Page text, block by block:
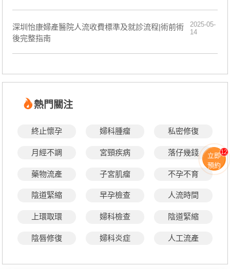
深圳怡康婦產醫院人流收費標準及就診流程|術前術
後完整指南
2025-05-
14
熱門關注
終止懷孕 婦科腫瘤 私密修復
月經不調 宮頸疾病 落仔幾錢
藥物流產 子宮肌瘤 不孕不育
陰道緊縮 早孕檢查 人流時間
上環取環 婦科檢查 陰道緊縮
陰唇修復 婦科炎症 人工流產
立即
預約
12